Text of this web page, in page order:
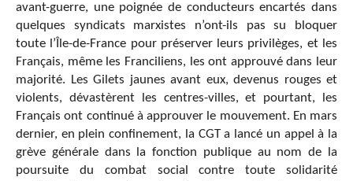
avant-guerre, une poignée de conducteurs encartés dans
quelques syndicats marxistes n’ont-ils pas su bloquer
toute l’Île-de-France pour préserver leurs privilèges, et les
Français, même les Franciliens, les ont approuvé dans leur
majorité. Les Gilets jaunes avant eux, devenus rouges et
violents, dévastèrent les centres-villes, et pourtant, les
Français ont continué à approuver le mouvement. En mars
dernier, en plein confinement, la CGT a lancé un appel à la
grève générale dans la fonction publique au nom de la
poursuite du combat social contre toute solidarité